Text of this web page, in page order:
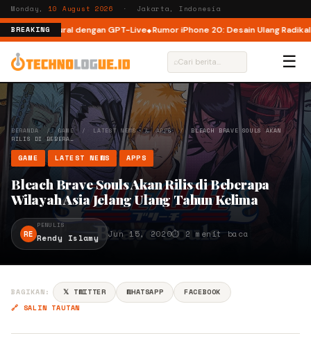
Monday, 10 August 2026 · Jakarta, Indonesia
BREAKING
Natural dengan GPT-Live Rumor iPhone 20: Desain Ulang Radikal
⌕ ☰
BERANDA/ GAME/ LATEST NEWS/APPS/BLEACH BRAVE SOULS AKAN
RILIS DI BEBERA…
GAME LATEST NEWS APPS
Bleach Brave Souls Akan Rilis di Beberapa
Wilayah Asia Jelang Ulang Tahun Kelima
RE
PENULIS
Rendy Islamy Jun 15, 2020⏱ 2 menit baca
BAGIKAN: 𝕏 TWITTER WHATSAPP
FACEBOOK
🔗 SALIN TAUTAN